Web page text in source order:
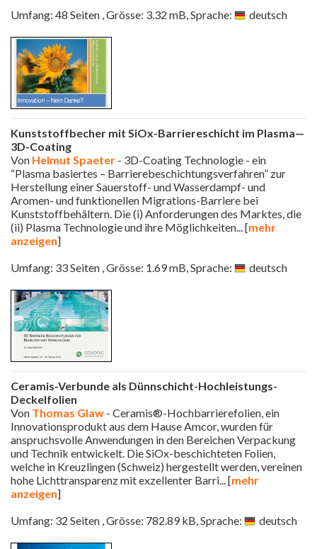
Umfang: 48 Seiten , Grösse: 3.32 mB, Sprache:
deutsch
Kunststoffbecher mit SiOx-Barriereschicht im Plasma—
3D-Coating
Von Helmut Spaeter - 3D-Coating Technologie - ein
“Plasma basiertes – Barrierebeschichtungsverfahren” zur
Herstellung einer Sauerstoff- und Wasserdampf- und
Aromen- und funktionellen Migrations-Barriere bei
Kunststoffbehältern. Die (i) Anforderungen des Marktes, die
(ii) Plasma Technologie und ihre Möglichkeiten... [mehr
anzeigen]
Umfang: 33 Seiten , Grösse: 1.69 mB, Sprache:
deutsch
Ceramis-Verbunde als Dünnschicht-Hochleistungs-
Deckelfolien
Von Thomas Glaw - Ceramis®-Hochbarrierefolien, ein
Innovationsprodukt aus dem Hause Amcor, wurden für
anspruchsvolle Anwendungen in den Bereichen Verpackung
und Technik entwickelt. Die SiOx-beschichteten Folien,
welche in Kreuzlingen (Schweiz) hergestellt werden, vereinen
hohe Lichttransparenz mit exzellenter Barri... [mehr
anzeigen]
Umfang: 32 Seiten , Grösse: 782.89 kB, Sprache:
deutsch